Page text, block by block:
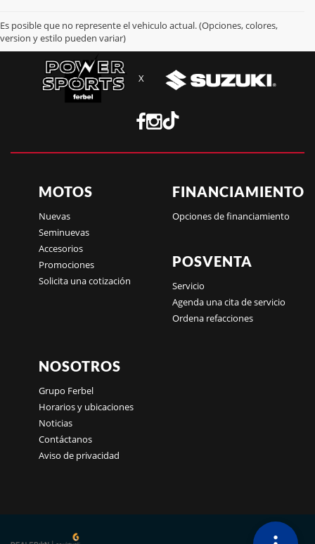
Es posible que no represente el vehiculo actual. (Opciones, colores,
version y estilo pueden variar)
X
MOTOS
Nuevas
Seminuevas
Accesorios
Promociones
Solicita una cotización
FINANCIAMIENTO
Opciones de financiamiento
POSVENTA
Servicio
Agenda una cita de servicio
Ordena refacciones
NOSOTROS
Grupo Ferbel
Horarios y ubicaciones
Noticias
Contáctanos
Aviso de privacidad